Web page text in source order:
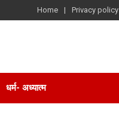
Home Privacy policy
धर्म- अध्यात्म